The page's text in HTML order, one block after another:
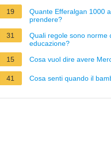
19
Quante Efferalgan 1000
prendere?
31
Quali regole sono norme
educazione?
15
Cosa vuol dire avere
41 Cosa senti quando il